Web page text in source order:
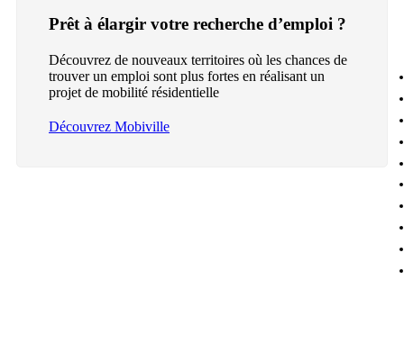
Prêt à élargir votre recherche d’emploi ?
Découvrez de nouveaux territoires où les chances de
trouver un emploi sont plus fortes en réalisant un
projet de mobilité résidentielle
Découvrez Mobiville